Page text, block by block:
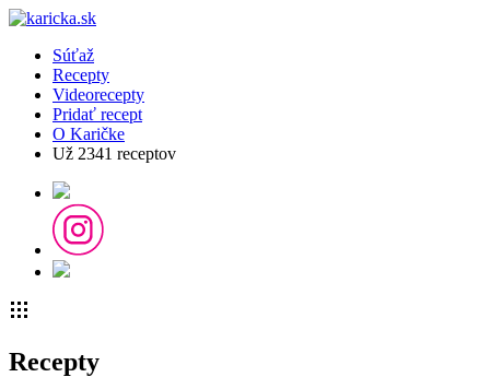
Súťaž
Recepty
Videorecepty
Pridať recept
O Karičke
Už 2341 receptov
Recepty